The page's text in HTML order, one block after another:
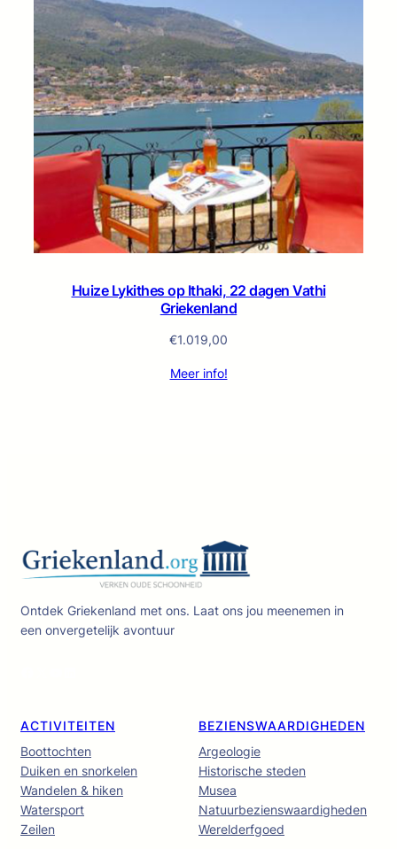
Huize Lykithes op Ithaki, 22 dagen Vathi
Griekenland
€1.019,00
Meer info!
Ontdek Griekenland met ons. Laat ons jou meenemen in
een onvergetelijk avontuur
ACTIVITEITEN
Boottochten
Duiken en snorkelen
Wandelen & hiken
Watersport
Zeilen
BEZIENSWAARDIGHEDEN
Argeologie
Historische steden
Musea
Natuurbezienswaardigheden
Werelderfgoed